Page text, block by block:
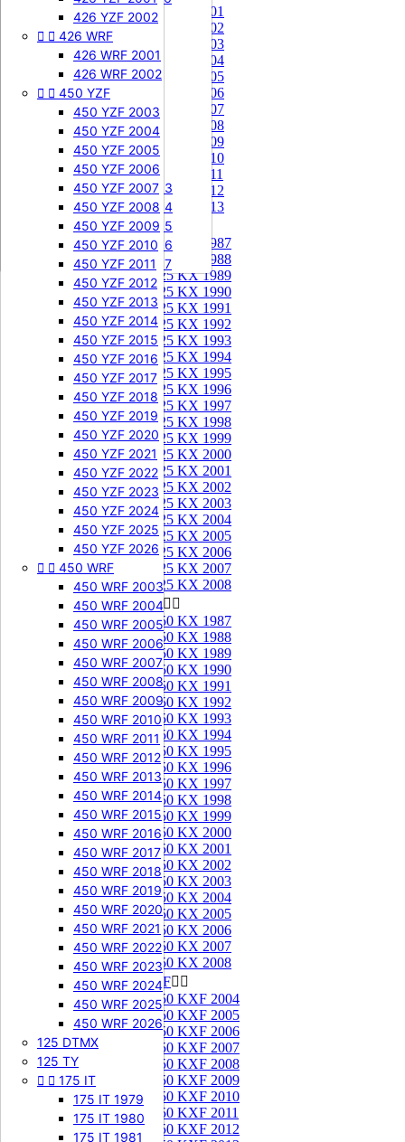
505 SXF
505 SXF 2007
505 SXF 2008
525 SXF
525 SXF 2003
525 SXF 2004
525 SXF 2005
525 SXF 2006
525 EXC-F
525 EXC-F 2003
525 EXC-F 2004
525 EXC-F 2005
525 EXC-F 2006
525 EXC-F 2007
426 YZF 2002
  426 WRF
426 WRF 2001
426 WRF 2002
  450 YZF
450 YZF 2003
450 YZF 2004
450 YZF 2005
450 YZF 2006
450 YZF 2007
450 YZF 2008
450 YZF 2009
450 YZF 2010
450 YZF 2011
450 YZF 2012
450 YZF 2013
450 YZF 2014
450 YZF 2015
450 YZF 2016
450 YZF 2017
450 YZF 2018
450 YZF 2019
450 YZF 2020
450 YZF 2021
450 YZF 2022
450 YZF 2023
450 YZF 2024
450 YZF 2025
450 YZF 2026
  450 WRF
450 WRF 2003
450 WRF 2004
450 WRF 2005
450 WRF 2006
450 WRF 2007
450 WRF 2008
450 WRF 2009
450 WRF 2010
450 WRF 2011
450 WRF 2012
450 WRF 2013
450 WRF 2014
450 WRF 2015
450 WRF 2016
450 WRF 2017
450 WRF 2018
450 WRF 2019
450 WRF 2020
450 WRF 2021
450 WRF 2022
450 WRF 2023
450 WRF 2024
450 WRF 2025
450 WRF 2026
125 DTMX
125 TY
  175 IT
175 IT 1979
175 IT 1980
175 IT 1981
85 KX 2001
85 KX 2002
85 KX 2003
85 KX 2004
85 KX 2005
85 KX 2006
85 KX 2007
85 KX 2008
85 KX 2009
85 KX 2010
85 KX 2011
85 KX 2012
85 KX 2013
125 KX 
125 KX 1987
125 KX 1988
125 KX 1989
125 KX 1990
125 KX 1991
125 KX 1992
125 KX 1993
125 KX 1994
125 KX 1995
125 KX 1996
125 KX 1997
125 KX 1998
125 KX 1999
125 KX 2000
125 KX 2001
125 KX 2002
125 KX 2003
125 KX 2004
125 KX 2005
125 KX 2006
125 KX 2007
125 KX 2008
250 KX 
250 KX 1987
250 KX 1988
250 KX 1989
250 KX 1990
250 KX 1991
250 KX 1992
250 KX 1993
250 KX 1994
250 KX 1995
250 KX 1996
250 KX 1997
250 KX 1998
250 KX 1999
250 KX 2000
250 KX 2001
250 KX 2002
250 KX 2003
250 KX 2004
250 KX 2005
250 KX 2006
250 KX 2007
250 KX 2008
250 KXF 
250 KXF 2004
250 KXF 2005
250 KXF 2006
250 KXF 2007
250 KXF 2008
250 KXF 2009
250 KXF 2010
250 KXF 2011
250 KXF 2012